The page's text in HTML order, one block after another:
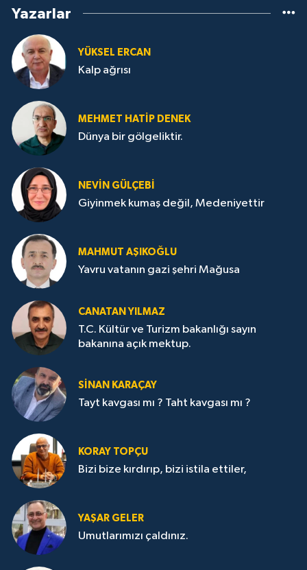
Yazarlar
YÜKSEL ERCAN
Kalp ağrısı
MEHMET HATİP DENEK
Dünya bir gölgeliktir.
NEVİN GÜLÇEBİ
Giyinmek kumaş değil, Medeniyettir
MAHMUT AŞIKOĞLU
Yavru vatanın gazi şehri Mağusa
CANATAN YILMAZ
T.C. Kültür ve Turizm bakanlığı sayın
bakanına açık mektup.
SİNAN KARAÇAY
Tayt kavgası mı ? Taht kavgası mı ?
KORAY TOPÇU
Bizi bize kırdırıp, bizi istila ettiler,
YAŞAR GELER
Umutlarımızı çaldınız.